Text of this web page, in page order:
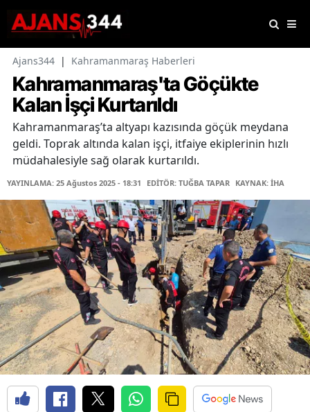
Ajans344 | Kahramanmaraş Haberleri
Kahramanmaraş'ta Göçükte
Kalan İşçi Kurtarıldı
Kahramanmaraş’ta altyapı kazısında göçük meydana
geldi. Toprak altında kalan işçi, itfaiye ekiplerinin hızlı
müdahalesiyle sağ olarak kurtarıldı.
YAYINLAMA: 25 Ağustos 2025 - 18:31 EDİTÖR: TUĞBA TAPAR KAYNAK: İHA